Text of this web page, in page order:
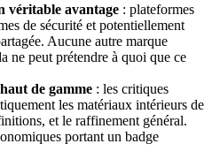
véritable avantage : plateformes
de sécurité et potentiellement
Aucune autre marque
ne peut prétendre à quoi que ce
de gamme : les critiques
les matériaux intérieurs de
et le raffinement général.
portant un badge